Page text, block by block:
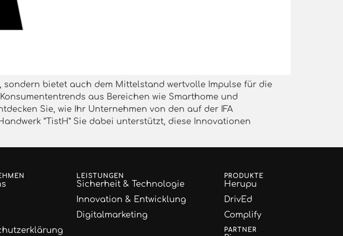
sondern bietet auch dem Mittelstand wertvolle Impulse für die
aus Bereichen wie Smarthome und
Sie, wie Ihr Unternehmen von den auf der IFA
“TistH” Sie dabei unterstützt, diese Innovationen
LEISTUNGEN
Sicherheit & Technologie
Innovation & Entwicklung
Digitalmarketing
PRODUKTE
Herupu
DrivEd
Complify
PARTNER